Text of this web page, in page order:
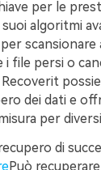
per le
algoritmi
scansionare
i file persi o
dei dati e
per
di
Può